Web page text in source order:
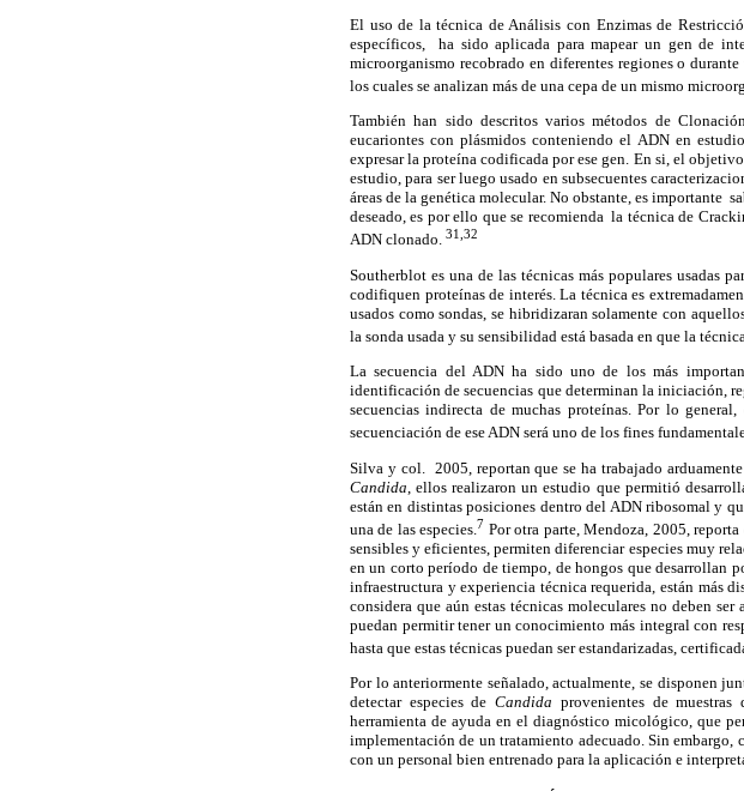
El uso de la técnica de Análisis con Enzimas de
específicos, ha sido aplicada para mapear un gen de
microorganismo recobrado en diferentes regiones o
los cuales se analizan más de una cepa de un mismo
También han sido descritos varios métodos de
eucariontes con plásmidos conteniendo el ADN en
expresar la proteína codificada por ese gen. En si, el
estudio, para ser luego usado en subsecuentes
áreas de la genética molecular. No obstante, es importante
deseado, es por ello que se recomienda la técnica de
ADN clonado. 31,32
Southerblot es una de las técnicas más populares usadas
codifiquen proteínas de interés. La técnica es
usados como sondas, se hibridizaran solamente con
la sonda usada y su sensibilidad está basada en que la
La secuencia del ADN ha sido uno de los más
identificación de secuencias que determinan la iniciación,
secuencias indirecta de muchas proteínas. Por lo
secuenciación de ese ADN será uno de los fines
Silva y col. 2005, reportan que se ha trabajado
Candida , ellos realizaron un estudio que permitió
están en distintas posiciones dentro del ADN ribosomal y
una de las especies. 7 Por otra parte, Mendoza, 2005,
sensibles y eficientes, permiten diferenciar especies muy
en un corto período de tiempo, de hongos que desarrollan
infraestructura y experiencia técnica requerida, están más
considera que aún estas técnicas moleculares no deben
puedan permitir tener un conocimiento más integral con
hasta que estas técnicas puedan ser estandarizadas,
Por lo anteriormente señalado, actualmente, se disponen
detectar especies deCandida provenientes de
herramienta de ayuda en el diagnóstico micológico, que
implementación de un tratamiento adecuado. Sin embargo,
con un personal bien entrenado para la aplicación e